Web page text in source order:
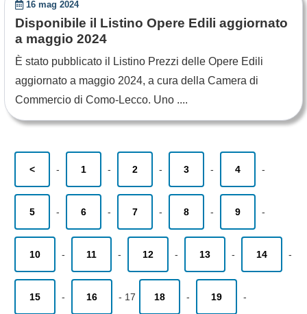
16 mag 2024
Disponibile il Listino Opere Edili aggiornato
a maggio 2024
È stato pubblicato il Listino Prezzi delle Opere Edili
aggiornato a maggio 2024, a cura della Camera di
Commercio di Como-Lecco. Uno ....
< - 1 - 2 - 3 - 4 -
5 - 6 - 7 - 8 - 9 -
10 - 11 - 12 - 13 - 14 -
15 - 16 - 17 18 - 19 -